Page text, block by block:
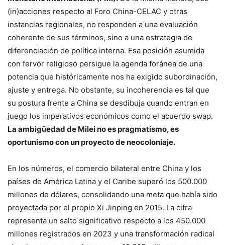
(in)acciones respecto al Foro China-CELAC y otras
instancias regionales, no responden a una evaluación
coherente de sus términos, sino a una estrategia de
diferenciación de política interna. Esa posición asumida
con fervor religioso persigue la agenda foránea de una
potencia que históricamente nos ha exigido subordinación,
ajuste y entrega. No obstante, su incoherencia es tal que
su postura frente a China se desdibuja cuando entran en
juego los imperativos económicos como el acuerdo swap.
La ambigüedad de Milei no es pragmatismo, es
oportunismo con un proyecto de neocoloniaje.
En los números, el comercio bilateral entre China y los
países de América Latina y el Caribe superó los 500.000
millones de dólares, consolidando una meta que había sido
proyectada por el propio Xi Jinping en 2015. La cifra
representa un salto significativo respecto a los 450.000
millones registrados en 2023 y una transformación radical